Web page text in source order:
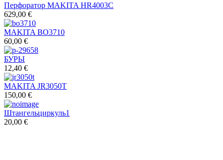
Перфоратор MAKITA HR4003C
629,00 €
MAKITA BO3710
60,00 €
БУРЫ
12,40 €
MAKITA JR3050T
150,00 €
Штангельциркуль1
20,00 €